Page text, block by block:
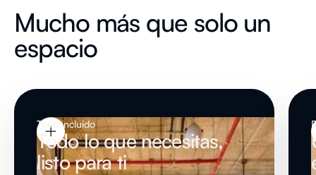
Mucho más que solo un
espacio
Todo incluido
Todo lo que necesitas,
listo para ti